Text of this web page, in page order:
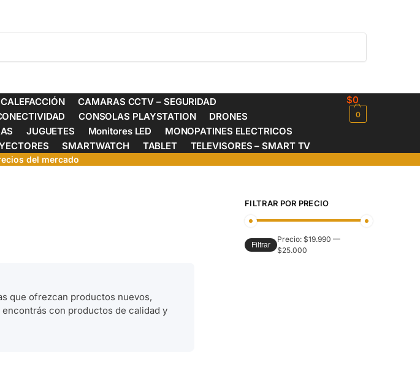
CALEFACCIÓN
CAMARAS CCTV – SEGURIDAD
CONSOLAS PLAYSTATION
DRONES
JUGUETES Monitores LED
MONOPATINES ELECTRICOS
SMARTWATCH TABLET TELEVISORES – SMART TV
$0
0
del mercado
que ofrezcan productos nuevos,
encontrás con productos de calidad y
FILTRAR POR PRECIO
Filtrar
Precio: $19.990 —
$25.000